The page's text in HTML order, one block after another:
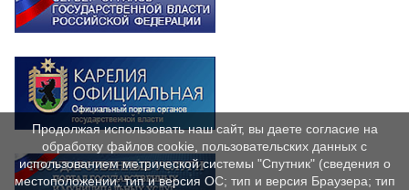
Продолжая использовать наш сайт, вы даете согласие на
обработку файлов cookie, пользовательских данных с
использованием метрической системы "Спутник" (сведения о
местоположении; тип и версия ОС; тип и версия Браузера; тип